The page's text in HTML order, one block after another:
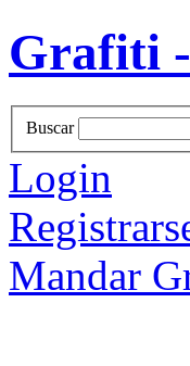
Grafiti
Buscar
Login
Mandar